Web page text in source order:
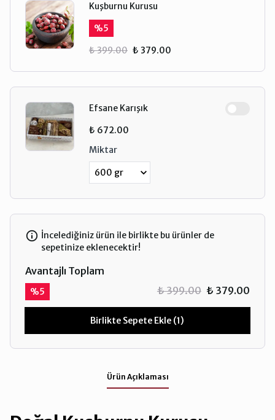
Kuşburnu Kurusu
%5
₺ 399.00 ₺ 379.00
Efsane Karışık
₺ 672.00
Miktar
İncelediğiniz ürün ile birlikte bu ürünler de
sepetinize eklenecektir!
Avantajlı Toplam
%5 ₺ 399.00 ₺ 379.00
Birlikte Sepete Ekle (1)
Ürün Açıklaması